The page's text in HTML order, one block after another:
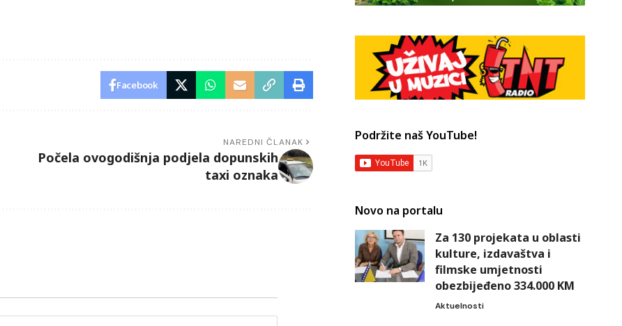
Facebook
NAREDNI ČLANAK
Počela ovogodišnja podjela dopunskih
taxi oznaka
Podržite naš YouTube!
Novo na portalu
Za 130 projekata u oblasti
kulture, izdavaštva i
filmske umjetnosti
obezbijeđeno 334.000 KM
Aktuelnosti